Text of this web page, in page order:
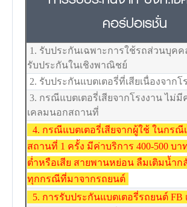
คอร์ปอเรชั่น
1. รับประกันเฉพาะการใช้รถส่วนบุคค
รับประกันในเชิงพาณิชย์
2. รับประกันแบตเตอรี่ที่เสียเนื่องจากโ
3. กรณีแบตเตอรี่เสียจากโรงงาน ไม่มี
เคลมนอกสถานที่
4. กรณีแบตเตอรี่เสียจากผู้ใช้ ในกรณี
สถานที่ 1 ครั้ง มีค่าบริการ 400-500 บา
ต่ำหรือเสีย สายพานหย่อน ลืมเติมน้ำก
ทุกกรณีที่มาจากรถยนต์
5. การรับประกันแบตเตอรี่รถยนต์ FB